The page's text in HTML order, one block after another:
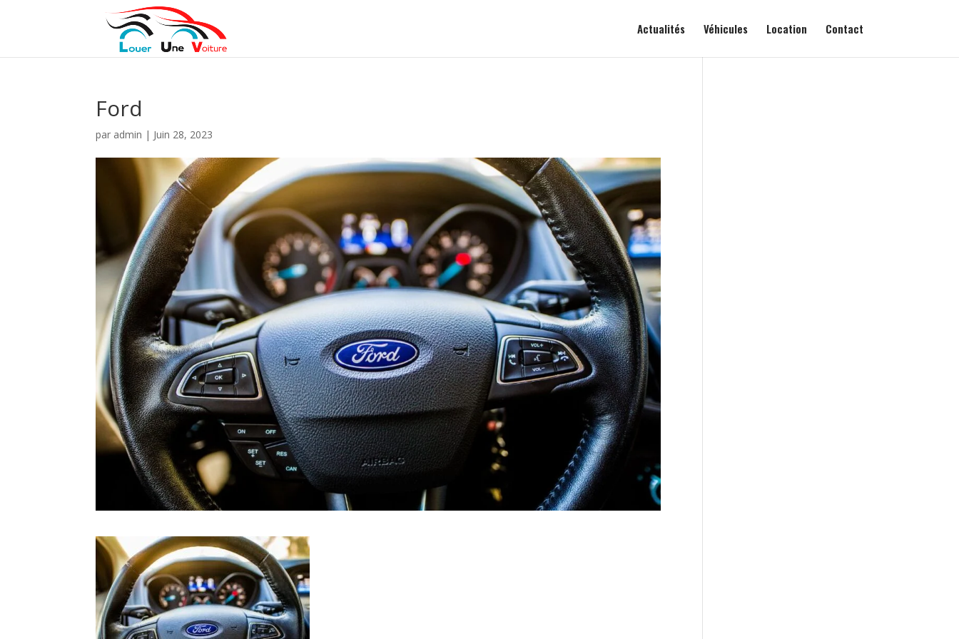
Actualités Véhicules Location Contact
Ford
par admin | Juin 28, 2023